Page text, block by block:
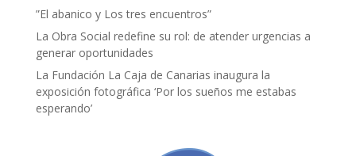
”El abanico y Los tres encuentros”
La Obra Social redefine su rol: de atender urgencias a
generar oportunidades
La Fundación La Caja de Canarias inaugura la
exposición fotográfica ‘Por los sueños me estabas
esperando’